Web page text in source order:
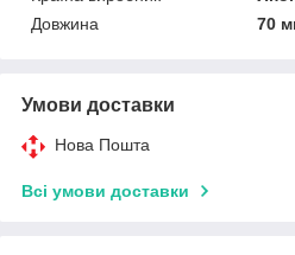
Довжина
70
Умови доставки
Нова Пошта
Всі умови доставки